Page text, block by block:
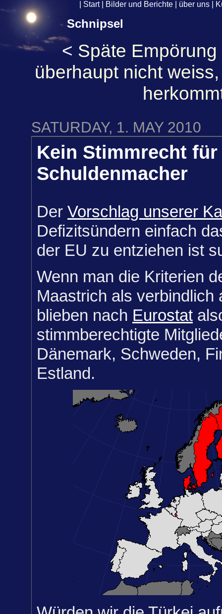
Start| Bilder und Berichte über uns
Schnipsel
< Späte Empörung
überhaupt nicht
SATURDAY, 1. MAY 2010
Kein Stimmrecht für
Schuldenmacher
Der Vorschlag unserer
Defizitsündern einfach
der EU zu entziehen ist
Wenn man die Kriterien
Maastrich als verbindlich
blieben nach Eurostat
stimmberechtigte
Dänemark, Schweden,
Estland.